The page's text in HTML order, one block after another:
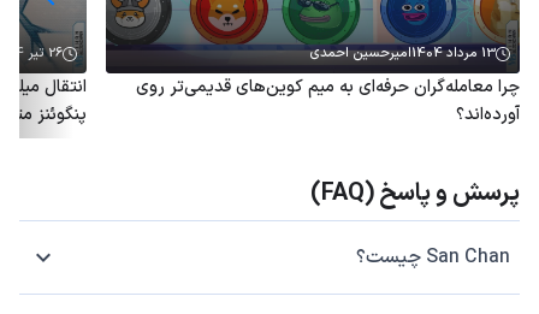
13 مرداد 1404 امیرحسین احمدی
چرا معامله‌گران حرفه‌ای به میم کوین‌های قدیمی‌تر روی
آورده‌اند؟
26 تیر 1404
پنگوئنز
پرسش و پاسخ (FAQ)
San Chan چیست؟